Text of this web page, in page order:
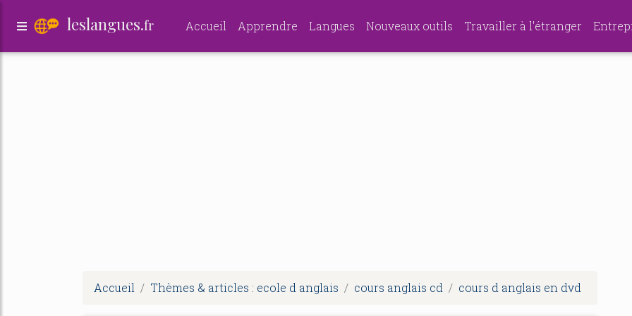
leslangues.fr Accueil Apprendre Langues Nouveaux outils Travailler à l'étranger
Accueil Thèmes & articles : ecole d anglais cours anglais cd cours d anglais en dvd